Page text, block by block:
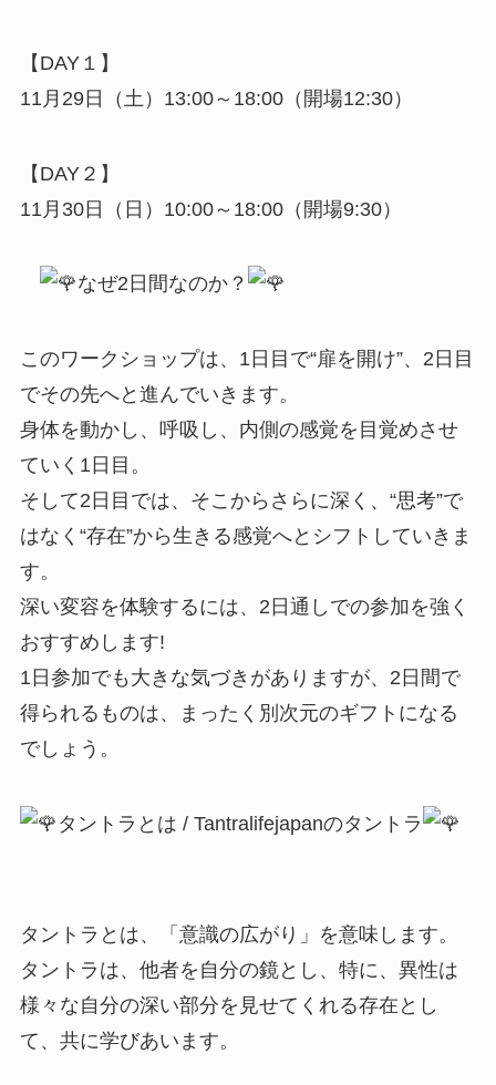
【DAY１】
11月29日（土）13:00～18:00（開場12:30）
【DAY２】
11月30日（日）10:00～18:00（開場9:30）
なぜ2日間なのか？
このワークショップは、1日目で“扉を開け”、2日目
でその先へと進んでいきます。
身体を動かし、呼吸し、内側の感覚を目覚めさせ
ていく1日目。
そして2日目では、そこからさらに深く、“思考”で
はなく“存在”から生きる感覚へとシフトしていきま
す。
深い変容を体験するには、2日通しでの参加を強く
おすすめします!
1日参加でも大きな気づきがありますが、2日間で
得られるものは、まったく別次元のギフトになる
でしょう。
タントラとは / Tantralifejapanのタントラ
タントラとは、「意識の広がり」を意味します。
タントラは、他者を自分の鏡とし、特に、異性は
様々な自分の深い部分を見せてくれる存在とし
て、共に学びあいます。